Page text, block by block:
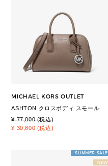
MICHAEL KORS OUTLET
ASHTON クロスボディ スモール
¥ 77,000 (税込)
¥ 30,800 (税込)
SUMMER SALE
NEW